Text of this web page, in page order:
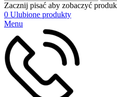
Zacznij pisać aby zobaczyć
0 Ulubione produkty
Menu